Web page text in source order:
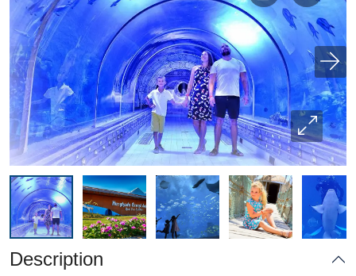
Description